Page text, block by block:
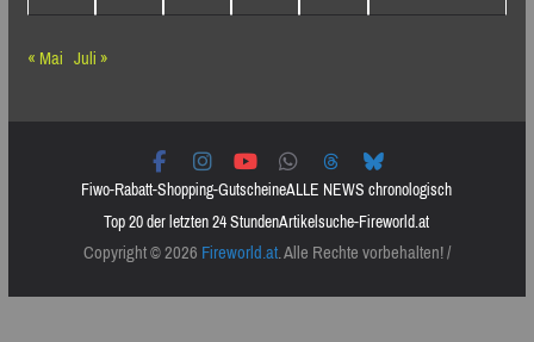
« Mai Juli »
Fiwo-Rabatt-Shopping-GutscheineALLE NEWS chronologisch
Top 20 der letzten 24 StundenArtikelsuche-Fireworld.at
Copyright © 2026Fireworld.at. Alle Rechte vorbehalten! /